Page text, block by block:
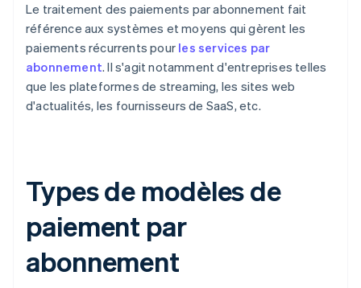
Le traitement des paiements par abonnement fait
référence aux systèmes et moyens qui gèrent les
paiements récurrents pour les services par
abonnement. Il s'agit notamment d'entreprises telles
que les plateformes de streaming, les sites web
d'actualités, les fournisseurs de SaaS, etc.
Types de modèles de
paiement par
abonnement